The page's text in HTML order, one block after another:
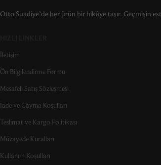
Otto Suadiye’de her ürün bir hikâye taşır. Geçmişin
İletişim
Ön Bilgilendirme Formu
Mesafeli Satış Sözleşmesi
İade ve Cayma Koşulları
Teslimat ve Kargo Politikası
Müzayede Kuralları
Kullanım Koşulları